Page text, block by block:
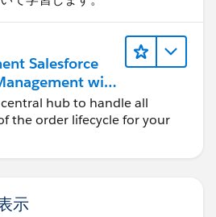
Salesforce
with
or B2B2C
Store
hub to handle all
the order lifecycle for your
示